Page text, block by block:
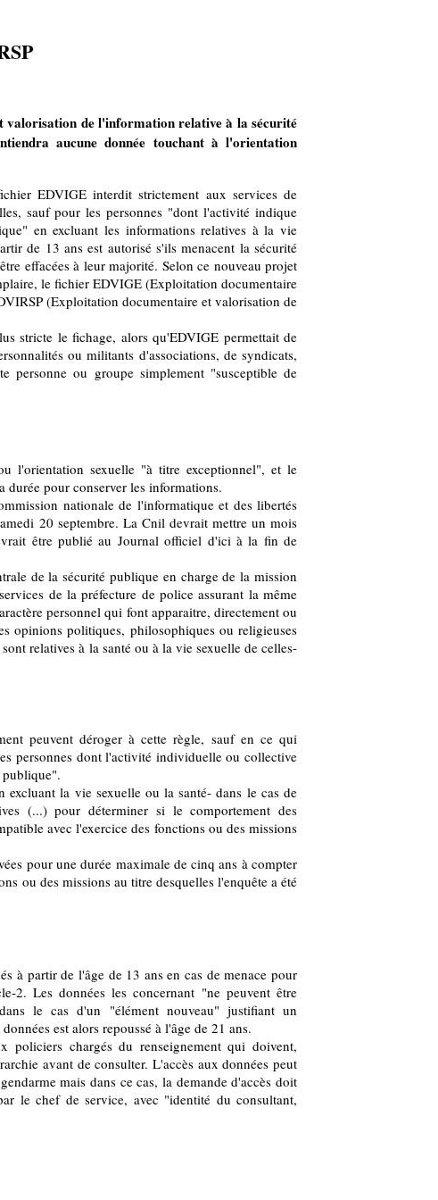
valorisation de l'information relative à la sécurité
aucune donnée touchant à l'orientation
EDVIGE interdit strictement aux services de
sauf pour les personnes "dont l'activité indique
en excluant les informations relatives à la vie
de 13 ans est autorisé s'ils menacent la sécurité
effacées à leur majorité. Selon ce nouveau projet
le fichier EDVIGE (Exploitation documentaire
(Exploitation documentaire et valorisation de
stricte le fichage, alors qu'EDVIGE permettait de
ou militants d'associations, de syndicats,
personne ou groupe simplement "susceptible de
l'orientation sexuelle "à titre exceptionnel", et le
durée pour conserver les informations.
nationale de l'informatique et des libertés
20 septembre. La Cnil devrait mettre un mois
être publié au Journal officiel d'ici à la fin de
de la sécurité publique en charge de la mission
de la préfecture de police assurant la même
personnel qui font apparaitre, directement ou
opinions politiques, philosophiques ou religieuses
relatives à la santé ou à la vie sexuelle de celles-
peuvent déroger à cette règle, sauf en ce qui
personnes dont l'activité individuelle ou collective
publique".
excluant la vie sexuelle ou la santé- dans le cas de
(...) pour déterminer si le comportement des
avec l'exercice des fonctions ou des missions
pour une durée maximale de cinq ans à compter
ou des missions au titre desquelles l'enquête a été
à partir de l'âge de 13 ans en cas de menace pour
2. Les données les concernant "ne peuvent être
le cas d'un "élément nouveau" justifiant un
est alors repoussé à l'âge de 21 ans.
policiers chargés du renseignement qui doivent,
avant de consulter. L'accès aux données peut
mais dans ce cas, la demande d'accès doit
le chef de service, avec "identité du consultant,